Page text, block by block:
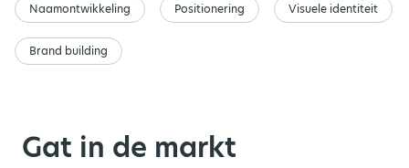
Naamontwikkeling Positionering Visuele identiteit
Brand building
Gat in de markt